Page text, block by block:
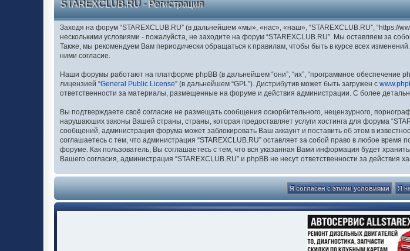
STAREXCLUB.RU - Регистрация
Заходя на форум “STAREXCLUB.RU” (в дальнейшем «мы», «нас», «наш», “STAREXCLUB.RU”,
несколькими условиями - пожалуйста, не заходите на форум “STAREXCLUB.RU”. Мы оставляем за
Также, мы рекомендуем Вам периодически обращаться к правилам, чтобы быть в курсе всех
ними согласие.
Наши форумы работают на платформе phpBB (в дальнейшем “они”, “их”, “программное обеспечение
лицензией “General Public License” (в дальнейшем “GPL”). Дистрибутив может быть загружен с
ответственности за материалы, размещенные на форуме и действия администрации. С более
Вы подтверждаете своё согласие не размещать сообщения оскорбительного, нецензурного,
нарушаюших законы Вашей страны, страны, которая предоставляет услуги хостинга для форума
сообщений, администрация форума может заблокировать Ваш аккаунт и поставить об этом в
соглашаетесь с тем, что администрация “STAREXCLUB.RU” оставляет за собой право в любое
форуме. Как пользователь, Вы соглашаетесь с тем, что вся указанная Вами информация будет
Вашего согласия, администрация “STAREXCLUB.RU” и phpBB не несут ответственности за действия